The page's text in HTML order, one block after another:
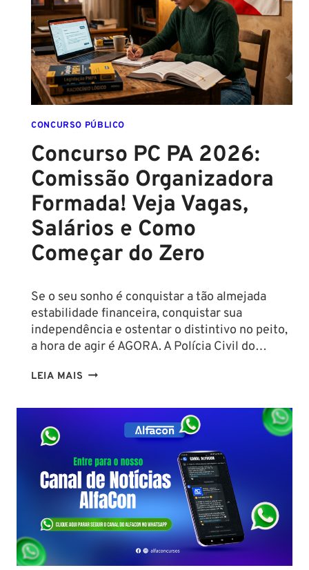
É
ASSINADO
E
EDITAL
É
IMINENTE!
SALÁRIOS
CHEGAM
R$
43
CONCURSO PÚBLICO
Concurso PC PA 2026:
Comissão Organizadora
Formada! Veja Vagas,
Salários e Como
Começar do Zero
Se o seu sonho é conquistar a tão almejada
estabilidade financeira, conquistar sua
independência e ostentar o distintivo no peito,
a hora de agir é AGORA. A Polícia Civil do…
LEIA MAIS CONCURSO
PA
COMISSÃO
ORGANIZADORA
FORMADA!
VEJA
VAGAS,
SALÁRIOS